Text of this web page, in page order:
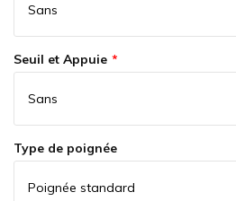
Seuil et Appuie
Type de poignée